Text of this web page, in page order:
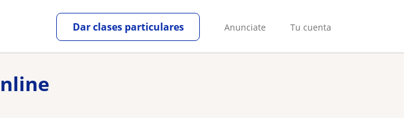
Anunciate Tu cuenta
Dar clases particulares